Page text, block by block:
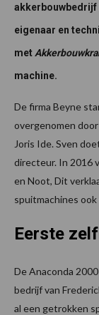
akkerbouwbedrijf
eigenaar en
met
machine.
De firma Beyne
overgenomen
Joris Ide. Sven
directeur. In 2016
en Noot, Dit
spuitmachines
Eerste
De Anaconda
bedrijf van
al een getrokken